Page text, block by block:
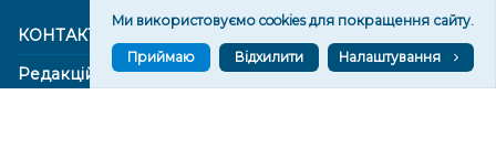
КОНТАКТИ
Редакційний відділ:
Ми використовуємо cookies для покращення сайту.
Приймаю Відхилити Налаштування